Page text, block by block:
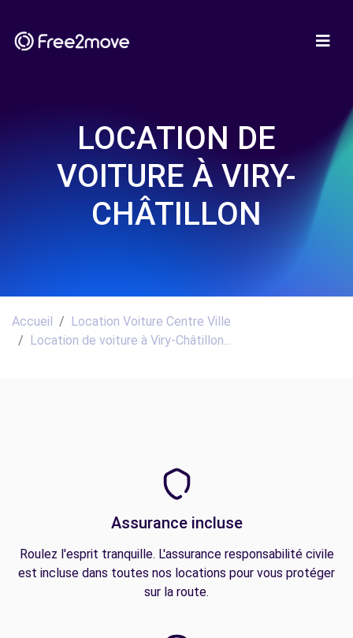
LOCATION DE
VOITURE À VIRY-
CHÂTILLON
Accueil
Location Voiture Centre Ville
Location de voiture à Viry-Châtillon...
Assurance incluse
Roulez l'esprit tranquille. L'assurance responsabilité civile
est incluse dans toutes nos locations pour vous protéger
sur la route.